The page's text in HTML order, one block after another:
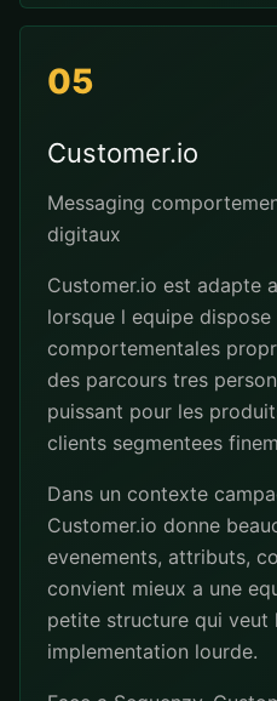
05
Customer.io
Messaging
digitaux
Customer.io est adapte
lorsque l equipe
comportementales
des parcours tres
puissant pour les
clients segmentees
Dans un contexte
Customer.io donne
evenements, attributs,
convient mieux a une
petite structure qui veut
implementation lourde.